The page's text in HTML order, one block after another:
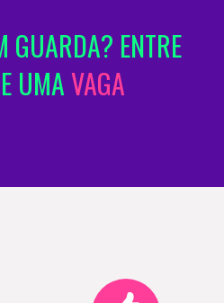
GUARDA? ENTRE
UMAVAGA